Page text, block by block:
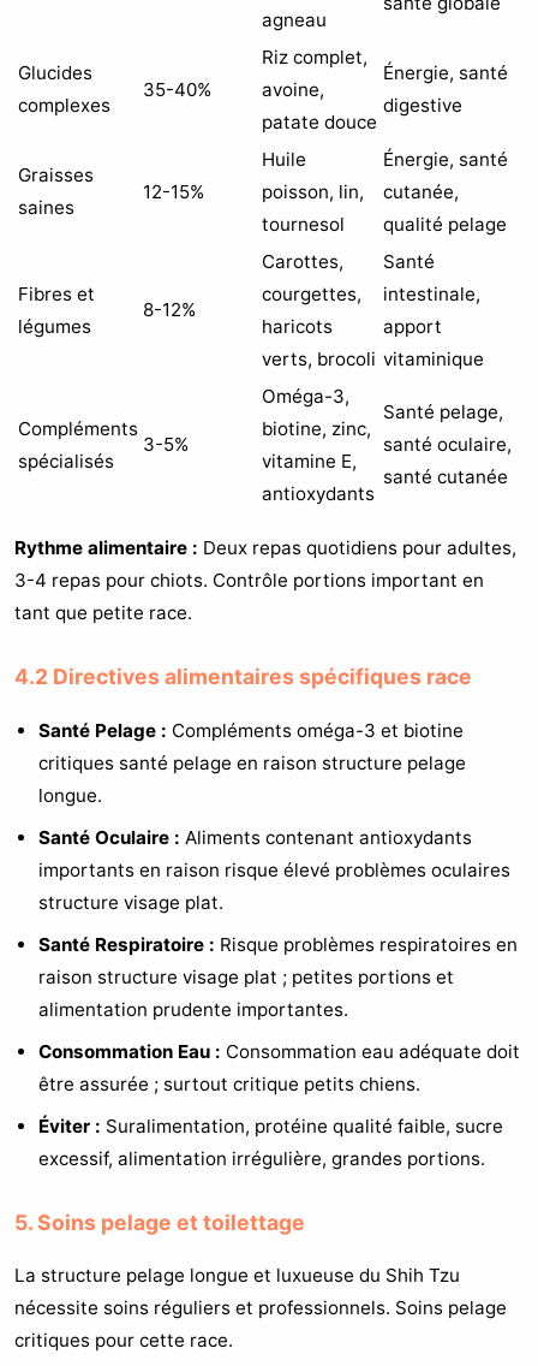
agneau
Glucides
complexes
35-40%
Riz complet,
avoine,
patate douce
Énergie, santé
digestive
Graisses
saines
12-15%
Huile
poisson, lin,
tournesol
Énergie, santé
cutanée,
qualité pelage
Fibres et
légumes
8-12%
Carottes,
courgettes,
haricots
verts, brocoli
Santé
intestinale,
apport
vitaminique
Compléments
spécialisés
3-5%
Oméga-3,
biotine, zinc,
vitamine E,
antioxydants
Santé pelage,
santé oculaire,
santé cutanée
Rythme alimentaire : Deux repas quotidiens pour adultes,
3-4 repas pour chiots. Contrôle portions important en
tant que petite race.
4.2 Directives alimentaires spécifiques race
Santé Pelage : Compléments oméga-3 et biotine
critiques santé pelage en raison structure pelage
longue.
Santé Oculaire : Aliments contenant antioxydants
importants en raison risque élevé problèmes oculaires
structure visage plat.
Santé Respiratoire : Risque problèmes respiratoires en
raison structure visage plat ; petites portions et
alimentation prudente importantes.
Consommation Eau : Consommation eau adéquate doit
être assurée ; surtout critique petits chiens.
Éviter : Suralimentation, protéine qualité faible, sucre
excessif, alimentation irrégulière, grandes portions.
5. Soins pelage et toilettage
La structure pelage longue et luxueuse du Shih Tzu
nécessite soins réguliers et professionnels. Soins pelage
critiques pour cette race.